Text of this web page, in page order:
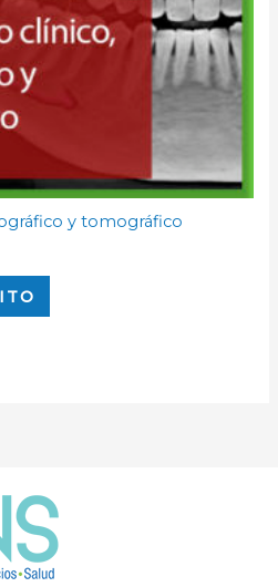
y tomográfico